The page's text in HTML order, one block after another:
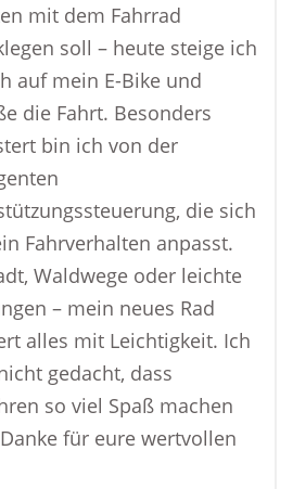
mit dem Fahrrad
soll – heute steige ich
auf mein E-Bike und
die Fahrt. Besonders
bin ich von der
die sich
Fahrverhalten anpasst.
Waldwege oder leichte
– mein neues Rad
alles mit Leichtigkeit. Ich
gedacht, dass
so viel Spaß machen
für eure wertvollen